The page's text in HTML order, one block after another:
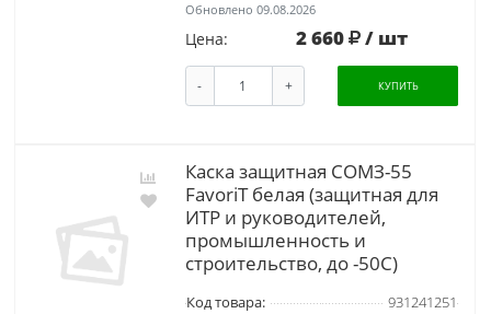
Обновлено 09.08.2026
Цена: 2 660 / шт
- + КУПИТЬ
Каска защитная СОМЗ-55
FavoriT белая (защитная для
ИТР и руководителей,
промышленность и
строительство, до -50С)
Код товара:
931241251